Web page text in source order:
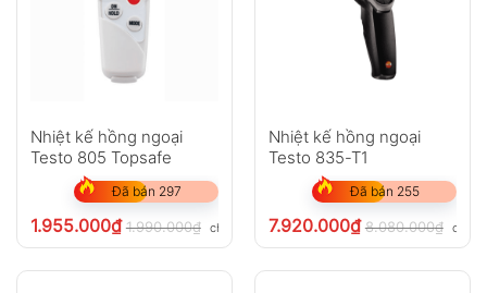
Nhiệt kế hồng ngoại
Testo 805 Topsafe
Đã bán 297
1.955.000₫ 1.990.000₫ chưa VAT 8%
Nhiệt kế hồng ngoại
Testo 835-T1
Đã bán 255
7.920.000₫ 8.080.000₫ chưa